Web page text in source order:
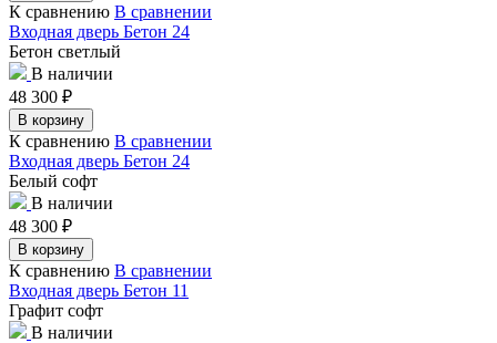
К сравнению В сравнении
Входная дверь Бетон 24
Бетон светлый
В наличии
48 300 ₽
В корзину
К сравнению В сравнении
Входная дверь Бетон 24
Белый софт
В наличии
48 300 ₽
В корзину
К сравнению В сравнении
Входная дверь Бетон 11
Графит софт
В наличии